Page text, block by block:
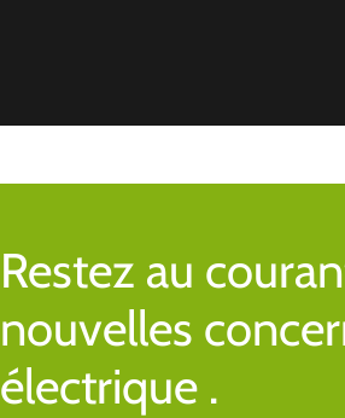
Restez au
nouvelles
électrique .